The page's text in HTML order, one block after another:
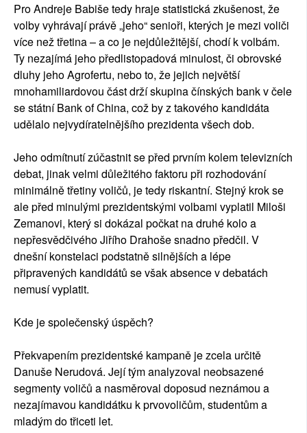
Pro Andreje Babiše tedy hraje statistická zkušenost, že
volby vyhrávají právě „jeho“ senioři, kterých je mezi voliči
více než třetina – a co je nejdůležitější, chodí k volbám.
Ty nezajímá jeho předlistopadová minulost, či obrovské
dluhy jeho Agrofertu, nebo to, že jejich největší
mnohamiliardovou část drží skupina čínských bank v čele
se státní Bank of China, což by z takového kandidáta
udělalo nejvydíratelnějšího prezidenta všech dob.
Jeho odmítnutí zúčastnit se před prvním kolem televizních
debat, jinak velmi důležitého faktoru při rozhodování
minimálně třetiny voličů, je tedy riskantní. Stejný krok se
ale před minulými prezidentskými volbami vyplatil Miloši
Zemanovi, který si dokázal počkat na druhé kolo a
nepřesvědčivého Jiřího Drahoše snadno předčil. V
dnešní konstelaci podstatně silnějších a lépe
připravených kandidátů se však absence v debatách
nemusí vyplatit.
Kde je společenský úspěch?
Překvapením prezidentské kampaně je zcela určitě
Danuše Nerudová. Její tým analyzoval neobsazené
segmenty voličů a nasměroval doposud neznámou a
nezajímavou kandidátku k prvovoličům, studentům a
mladým do třiceti let.